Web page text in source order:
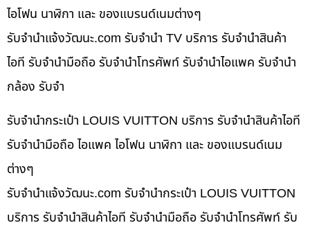
ไอโฟน นาฬิกา และ ของแบรนด์เนมต่างๆ
รับจํานําแจ้งวัฒนะ.com รับจำนำ TV บริการ รับจำนำสินค้า
ไอที รับจำนำมือถือ รับจำนำโทรศัพท์ รับจำนำไอแพค รับจำนำ
กล้อง รับจำ
รับจำนำกระเป๋า LOUIS VUITTON บริการ รับจำนำสินค้าไอที
รับจำนำมือถือ ไอแพค ไอโฟน นาฬิกา และ ของแบรนด์เนม
ต่างๆ
รับจํานําแจ้งวัฒนะ.com รับจำนำกระเป๋า LOUIS VUITTON
บริการ รับจำนำสินค้าไอที รับจำนำมือถือ รับจำนำโทรศัพท์ รับ